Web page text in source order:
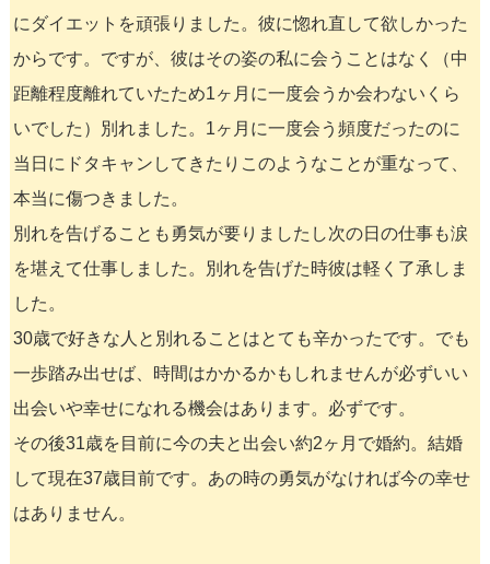
にダイエットを頑張りました。彼に惚れ直して欲しかった
からです。ですが、彼はその姿の私に会うことはなく（中
距離程度離れていたため1ヶ月に一度会うか会わないくら
いでした）別れました。1ヶ月に一度会う頻度だったのに
当日にドタキャンしてきたりこのようなことが重なって、
本当に傷つきました。
別れを告げることも勇気が要りましたし次の日の仕事も涙
を堪えて仕事しました。別れを告げた時彼は軽く了承しま
した。
30歳で好きな人と別れることはとても辛かったです。でも
一歩踏み出せば、時間はかかるかもしれませんが必ずいい
出会いや幸せになれる機会はあります。必ずです。
その後31歳を目前に今の夫と出会い約2ヶ月で婚約。結婚
して現在37歳目前です。あの時の勇気がなければ今の幸せ
はありません。